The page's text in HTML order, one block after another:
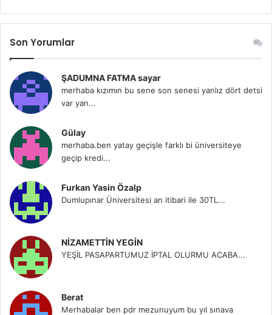
Son Yorumlar
ŞADUMNA FATMA sayar
merhaba kızımın bu sene son senesi yanlız dört detsi
var yan...
Gülay
merhaba.ben yatay geçişle farklı bi üniversiteye
geçip kredi...
Furkan Yasin Özalp
Dumlupınar Üniversitesi an itibari ile 30TL...
NİZAMETTİN YEGİN
YEŞİL PASAPARTUMUZ İPTAL OLURMU ACABA...
Berat
Merhabalar ben pdr mezunuyum bu yıl sınava